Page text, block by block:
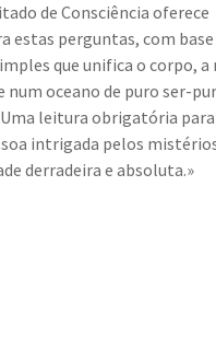
de Consciência oferece
estas perguntas, com
que unifica o corpo, a
num oceano de puro ser-
leitura obrigatória para
intrigada pelos
derradeira e absoluta.»